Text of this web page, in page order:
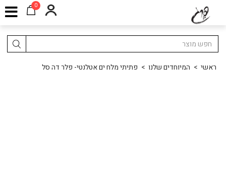
0
ראשי > המיוחדים שלנו > פתיתי מלח ים אטלנטי- פלר דה סל